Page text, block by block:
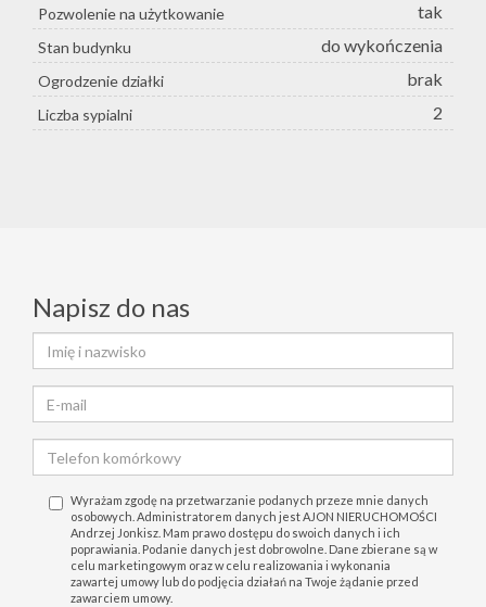
Pozwolenie na użytkowanie tak
Stan budynku do wykończenia
Ogrodzenie działki brak
Liczba sypialni 2
Napisz do nas
Wyrażam zgodę na przetwarzanie podanych przeze mnie danych
osobowych. Administratorem danych jest AJON NIERUCHOMOŚCI
Andrzej Jonkisz. Mam prawo dostępu do swoich danych i ich
poprawiania. Podanie danych jest dobrowolne. Dane zbierane są w
celu marketingowym oraz w celu realizowania i wykonania
zawartej umowy lub do podjęcia działań na Twoje żądanie przed
zawarciem umowy.